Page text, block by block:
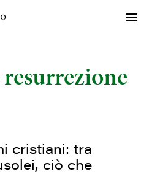
cristiani: tra
ciò che